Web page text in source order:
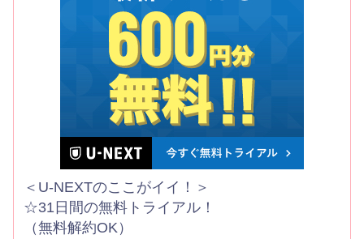
＜U-NEXTのここがイイ！＞
☆31日間の無料トライアル！
（無料解約OK）